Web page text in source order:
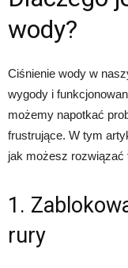
wody?
Ciśnienie wody w
wygody i
możemy napotkać
frustrujące. W tym
jak możesz rozwiązać
1.
rury